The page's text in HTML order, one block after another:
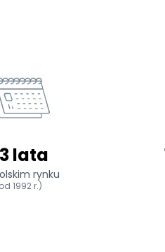
lata
rynku
1992 r.)